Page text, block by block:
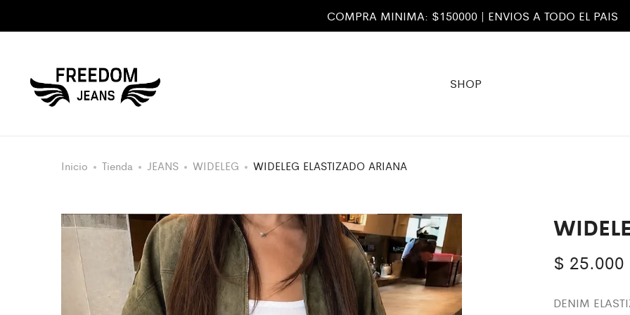
COMPRA MINIMA: $150000 | ENVIOS A TODO EL PAIS
SHOP
Inicio Tienda JEANS WIDELEG WIDELEG ELASTIZADO ARIANA
$ 25.000
DENIM